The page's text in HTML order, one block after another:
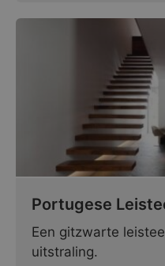
Portugese
Een gitzwarte
uitstraling.